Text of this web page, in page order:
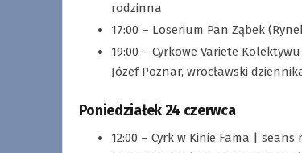
rodzinna
17:00 – Loserium Pan Ząbek
19:00 – Cyrkowe Variete
Józef Poznar, wrocławski
Poniedziałek 24 czerwca
12:00 – Cyrk w Kinie Fama |